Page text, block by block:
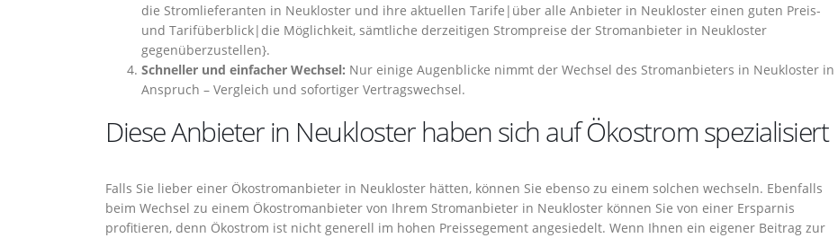
die Stromlieferanten in Neukloster und ihre aktuellen Tarife|über alle Anbieter in Neukloster einen guten Preis-
und Tarifüberblick|die Möglichkeit, sämtliche derzeitigen Strompreise der Stromanbieter in Neukloster
gegenüberzustellen}.
Schneller und einfacher Wechsel: Nur einige Augenblicke nimmt der Wechsel des Stromanbieters in Neukloster in
Anspruch – Vergleich und sofortiger Vertragswechsel.
Diese Anbieter in Neukloster haben sich auf Ökostrom spezialisiert
Falls Sie lieber einer Ökostromanbieter in Neukloster hätten, können Sie ebenso zu einem solchen wechseln. Ebenfalls
beim Wechsel zu einem Ökostromanbieter von Ihrem Stromanbieter in Neukloster können Sie von einer Ersparnis
profitieren, denn Ökostrom ist nicht generell im hohen Preissegement angesiedelt. Wenn Ihnen ein eigener Beitrag zur